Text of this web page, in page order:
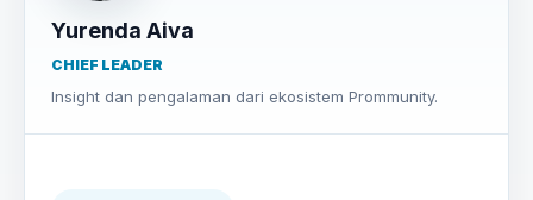
Yurenda Aiva
CHIEF LEADER
Insight dan pengalaman dari ekosistem Prommunity.